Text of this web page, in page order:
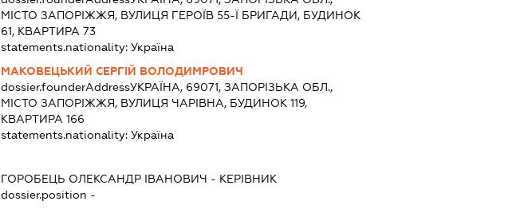
МІСТО ЗАПОРІЖЖЯ, ВУЛИЦЯ ГЕРОЇВ 55-Ї БРИГАДИ, БУДИНОК
61, КВАРТИРА 73
statements.nationality:Україна
МАКОВЕЦЬКИЙ СЕРГІЙ ВОЛОДИМРОВИЧ
dossier.founderAddressУКРАЇНА, 69071, ЗАПОРІЗЬКА ОБЛ.,
МІСТО ЗАПОРІЖЖЯ, ВУЛИЦЯ ЧАРІВНА, БУДИНОК 119,
КВАРТИРА 166
statements.nationality:Україна
ГОРОБЕЦЬ ОЛЕКСАНДР ІВАНОВИЧ - КЕРІВНИК
dossier.position -